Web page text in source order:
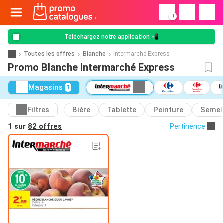
!
Téléchargez notre application 📲
Toutes les offres Blanche Intermarché Express
Promo Blanche Intermarché Express
Magasins 1
Filtres Bière Tablette Peinture
1 sur 82 offres Pertinence